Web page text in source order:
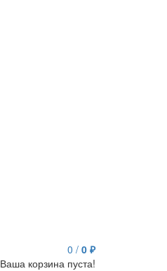
0 / 0 ₽
Ваша корзина пуста!